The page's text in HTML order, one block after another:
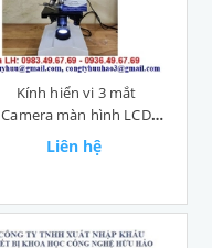
Kính hiển vi 3 mắt
Camera màn hình LCD
chất lượng cao
Liên hệ